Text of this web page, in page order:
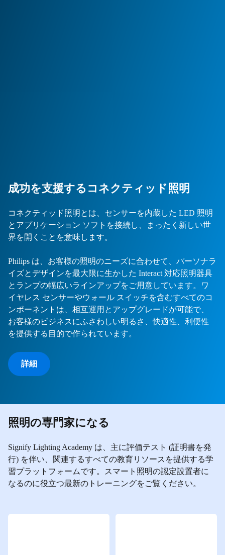
成功を支援するコネクティッド照明
コネクティッド照明とは、センサーを内蔵した LED 照明
とアプリケーション ソフトを接続し、まったく新しい世
界を開くことを意味します。
Philips は、お客様の照明のニーズに合わせて、パーソナラ
イズとデザインを最大限に生かした Interact 対応照明器具
とランプの幅広いラインアップをご用意しています。ワ
イヤレス センサーやウォール スイッチを含むすべてのコ
ンポーネントは、相互運用とアップグレードが可能で、
お客様のビジネスにふさわしい明るさ、快適性、利便性
を提供する目的で作られています。
詳細
照明の専門家になる
Signify Lighting Academy は、主に評価テスト (証明書を発
行) を伴い、関連するすべての教育リソースを提供する学
習プラットフォームです。スマート照明の認定設置者に
なるのに役立つ最新のトレーニングをご覧ください。